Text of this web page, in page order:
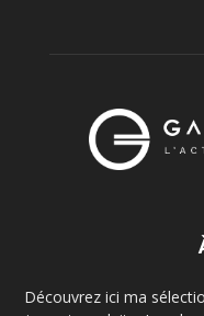
Découvrez ici ma